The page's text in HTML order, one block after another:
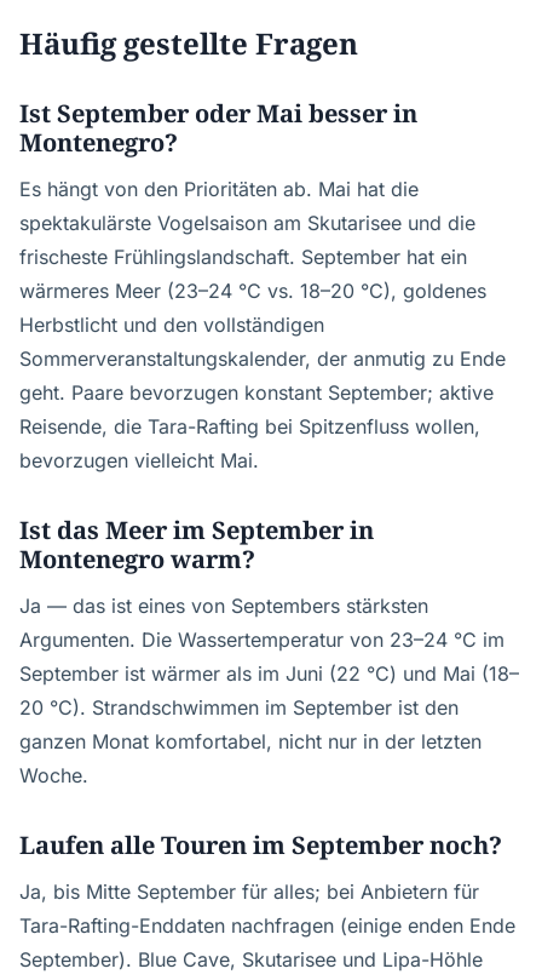
Häufig gestellte Fragen
Ist September oder Mai besser in
Montenegro?
Es hängt von den Prioritäten ab. Mai hat die
spektakulärste Vogelsaison am Skutarisee und die
frischeste Frühlingslandschaft. September hat ein
wärmeres Meer (23–24 °C vs. 18–20 °C), goldenes
Herbstlicht und den vollständigen
Sommerveranstaltungskalender, der anmutig zu Ende
geht. Paare bevorzugen konstant September; aktive
Reisende, die Tara-Rafting bei Spitzenfluss wollen,
bevorzugen vielleicht Mai.
Ist das Meer im September in
Montenegro warm?
Ja — das ist eines von Septembers stärksten
Argumenten. Die Wassertemperatur von 23–24 °C im
September ist wärmer als im Juni (22 °C) und Mai (18–
20 °C). Strandschwimmen im September ist den
ganzen Monat komfortabel, nicht nur in der letzten
Woche.
Laufen alle Touren im September noch?
Ja, bis Mitte September für alles; bei Anbietern für
Tara-Rafting-Enddaten nachfragen (einige enden Ende
September). Blue Cave, Skutarisee und Lipa-Höhle